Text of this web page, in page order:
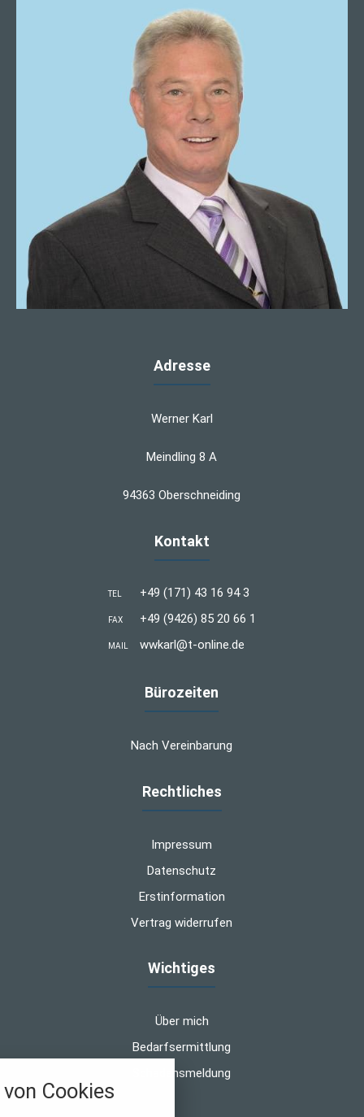
Adresse
Werner Karl
Meindling 8 A
94363 Oberschneiding
Kontakt
TEL +49 (171) 43 16 94 3
FAX +49 (9426) 85 20 66 1
MAIL wwkarl@t-online.de
Bürozeiten
Nach Vereinbarung
Rechtliches
Impressum
Datenschutz
Erstinformation
Vertrag widerrufen
Wichtiges
Über mich
Bedarfsermittlung
Schadensmeldung
Cookies